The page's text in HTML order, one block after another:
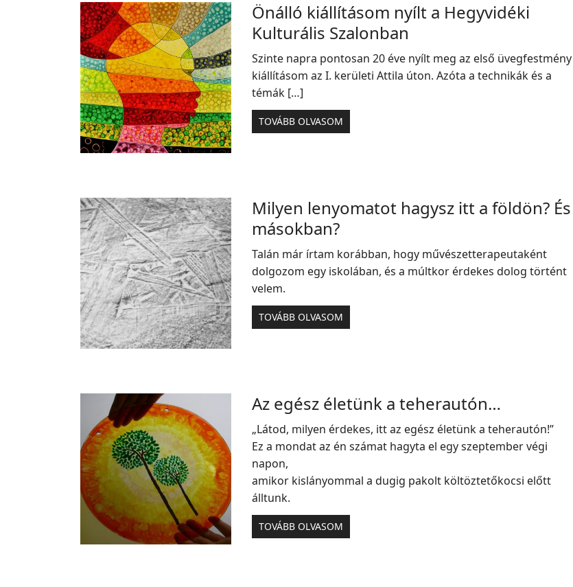
Önálló kiállításom nyílt a Hegyvidéki
Kulturális Szalonban
Szinte napra pontosan 20 éve nyílt meg az első üvegfestmény
kiállításom az I. kerületi Attila úton. Azóta a technikák és a
témák […]
TOVÁBB OLVASOM
Milyen lenyomatot hagysz itt a földön? És
másokban?
Talán már írtam korábban, hogy művészetterapeutaként
dolgozom egy iskolában, és a múltkor érdekes dolog történt
velem.
TOVÁBB OLVASOM
Az egész életünk a teherautón…
„Látod, milyen érdekes, itt az egész életünk a teherautón!”
Ez a mondat az én számat hagyta el egy szeptember végi
napon,
amikor kislányommal a dugig pakolt költöztetőkocsi előtt
álltunk.
TOVÁBB OLVASOM